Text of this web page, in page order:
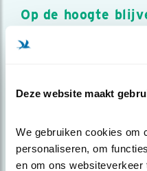
Deze website maakt
We gebruiken cookies om
personaliseren, om
en om ons
Op de hoogte
Meld je aan en ontvang
over vogels en activiteiten